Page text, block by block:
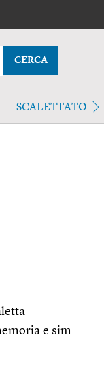
CERCA
SCALETTATO
e sim.